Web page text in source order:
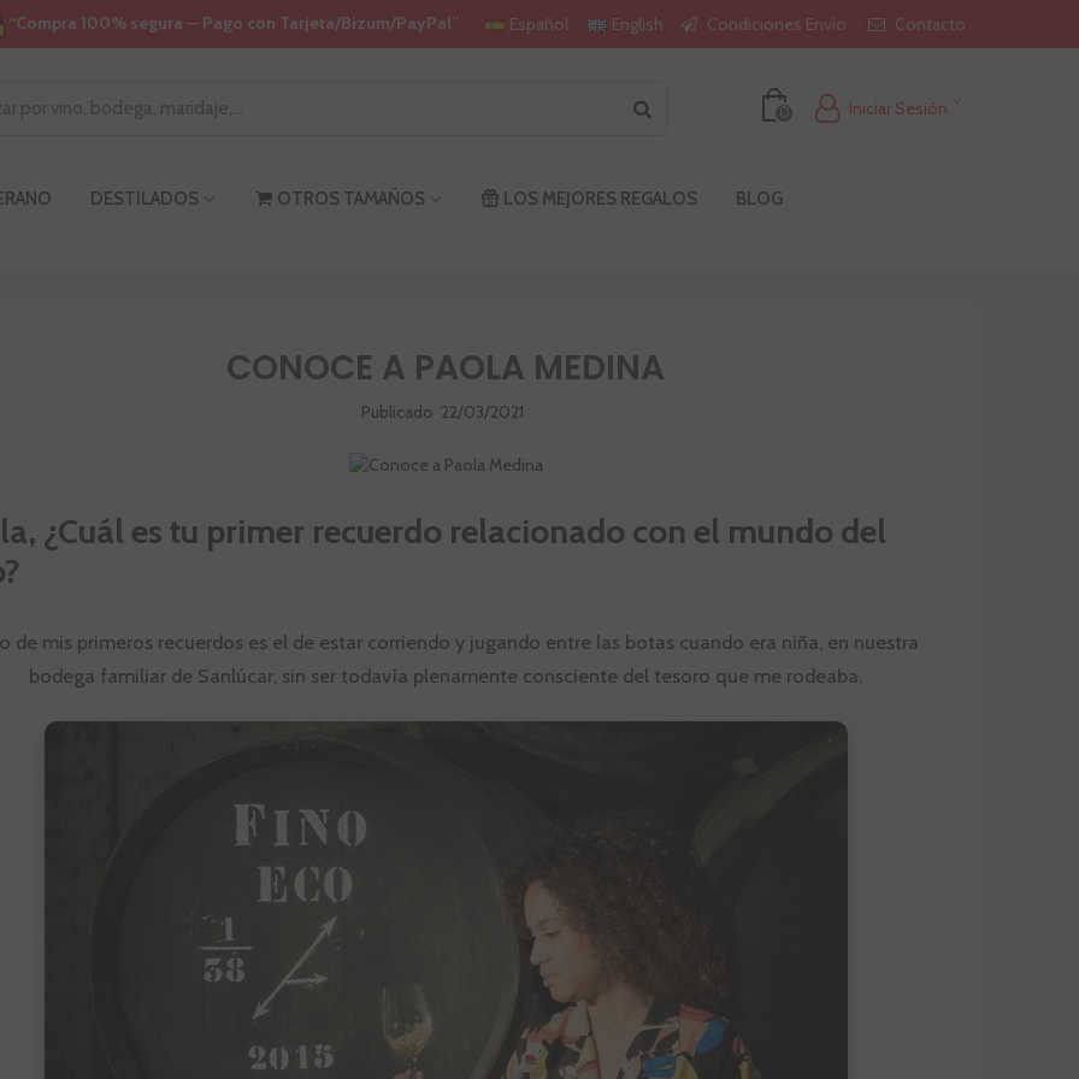
“Compra 100% segura — Pago con Tarjeta/Bizum/PayPal” Español English Condiciones Envío Contacto
0 Iniciar Sesión
DESTILADOS OTROS TAMAÑOS LOS MEJORES REGALOS BLOG
CONOCE A PAOLA MEDINA
Publicado 22/03/2021
¿Cuál es tu primer recuerdo relacionado con el mundo del
de mis primeros recuerdos es el de estar corriendo y jugando entre las botas cuando era niña, en nuestra
bodega familiar de Sanlúcar, sin ser todavía plenamente consciente del tesoro que me rodeaba.